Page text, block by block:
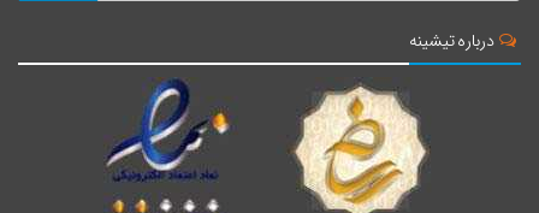
درباره تیشینه